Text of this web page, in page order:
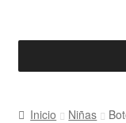
la
contenido
Inicio Niñas